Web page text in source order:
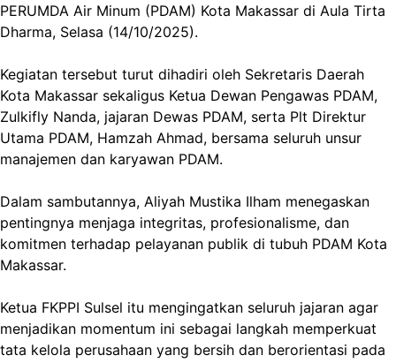
PERUMDA Air Minum (PDAM) Kota Makassar di Aula Tirta
Dharma, Selasa (14/10/2025).
Kegiatan tersebut turut dihadiri oleh Sekretaris Daerah
Kota Makassar sekaligus Ketua Dewan Pengawas PDAM,
Zulkifly Nanda, jajaran Dewas PDAM, serta Plt Direktur
Utama PDAM, Hamzah Ahmad, bersama seluruh unsur
manajemen dan karyawan PDAM.
Dalam sambutannya, Aliyah Mustika Ilham menegaskan
pentingnya menjaga integritas, profesionalisme, dan
komitmen terhadap pelayanan publik di tubuh PDAM Kota
Makassar.
Ketua FKPPI Sulsel itu mengingatkan seluruh jajaran agar
menjadikan momentum ini sebagai langkah memperkuat
tata kelola perusahaan yang bersih dan berorientasi pada